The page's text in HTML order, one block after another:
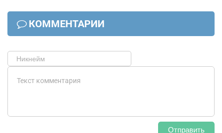
КОММЕНТАРИИ
Отправить